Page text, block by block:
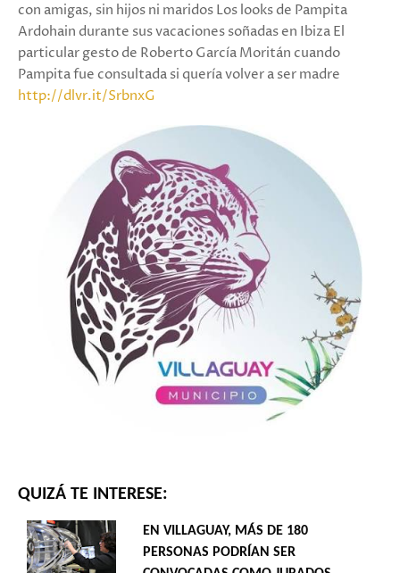
con amigas, sin hijos ni maridos Los looks de Pampita
Ardohain durante sus vacaciones soñadas en Ibiza El
particular gesto de Roberto García Moritán cuando
Pampita fue consultada si quería volver a ser madre
http://dlvr.it/SrbnxG
QUIZÁ TE INTERESE:
EN VILLAGUAY, MÁS DE 180
PERSONAS PODRÍAN SER